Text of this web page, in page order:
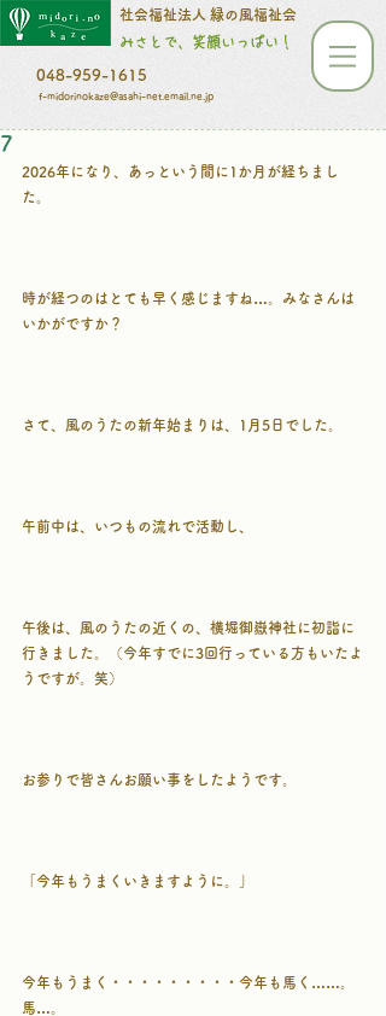
​​​​​社会福祉法人 緑の風福祉会
みさとで、笑顔いっぱい！
048-959-1615
f-midorinokaze@asahi-net.email.ne.jp
7
2026年になり、あっという間に1か月が経ちまし
た。
時が経つのはとても早く感じますね…。みなさんは
いかがですか？
さて、風のうたの新年始まりは、1月5日でした。
午前中は、いつもの流れで活動し、
午後は、風のうたの近くの、横堀御嶽神社に初詣に
行きました。（今年すでに3回行っている方もいたよ
うですが。笑）
お参りで皆さんお願い事をしたようです。
「今年もうまくいきますように。」
今年もうまく・・・・・・・・・今年も馬く……。
馬…。